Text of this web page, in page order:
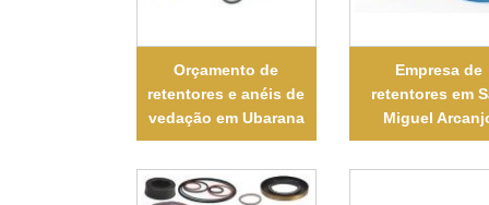
Orçamento de
retentores e anéis de
vedação em Ubarana
Empresa de
retentores em
Miguel